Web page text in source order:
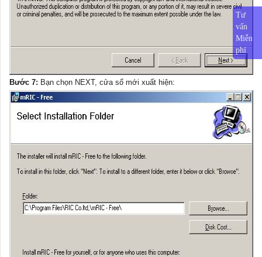
Bước 7: Bạn chọn NEXT, cửa sổ mới xuất hiện:
Tư
vấn
Miễn
phí